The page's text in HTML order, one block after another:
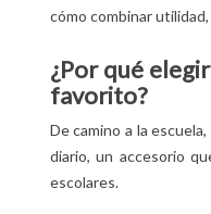
¿Estás intrigado por la
llamada Stitch de la que
tu hijo sigue hablando?
Leer más
cómo combinar
¿Por qué
favorito?
De camino a la
diario, un accesorio
escolares.